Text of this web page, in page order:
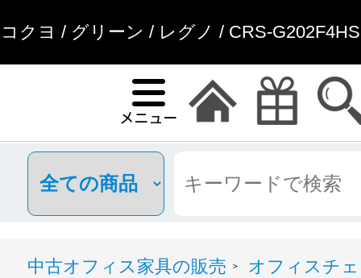
コクヨ / グリーン / レグノ / CRS-
中古オフィス家
中古オフィス家具の販売 >
オフィスチ